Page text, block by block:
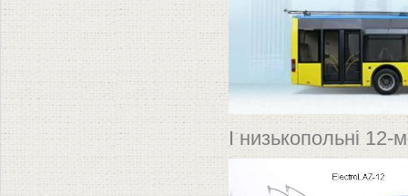
І низькопольні 12-